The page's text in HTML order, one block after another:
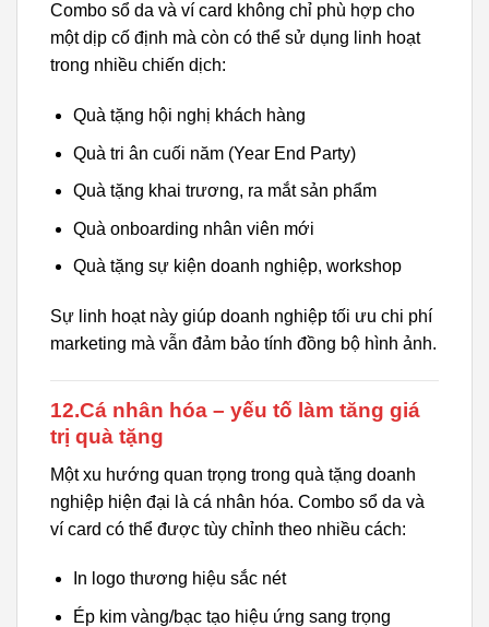
Combo sổ da và ví card không chỉ phù hợp cho
một dịp cố định mà còn có thể sử dụng linh hoạt
trong nhiều chiến dịch:
Quà tặng hội nghị khách hàng
Quà tri ân cuối năm (Year End Party)
Quà tặng khai trương, ra mắt sản phẩm
Quà onboarding nhân viên mới
Quà tặng sự kiện doanh nghiệp, workshop
Sự linh hoạt này giúp doanh nghiệp tối ưu chi phí
marketing mà vẫn đảm bảo tính đồng bộ hình ảnh.
12.Cá nhân hóa – yếu tố làm tăng giá
trị quà tặng
Một xu hướng quan trọng trong quà tặng doanh
nghiệp hiện đại là cá nhân hóa. Combo sổ da và
ví card có thể được tùy chỉnh theo nhiều cách:
In logo thương hiệu sắc nét
Ép kim vàng/bạc tạo hiệu ứng sang trọng